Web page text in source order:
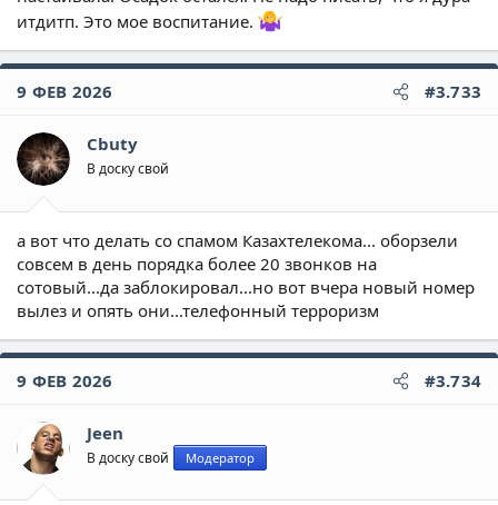
итдитп. Это мое воспитание.
9 ФЕВ 2026 #3.733
Cbuty
В доску свой
а вот что делать со спамом Казахтелекома... оборзели
совсем в день порядка более 20 звонков на
сотовый...да заблокировал...но вот вчера новый номер
вылез и опять они...телефонный терроризм
9 ФЕВ 2026 #3.734
Jeen
В доску свой Модератор